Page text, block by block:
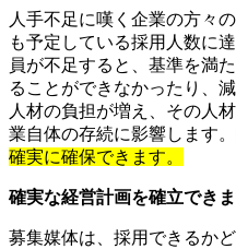
人手不足に嘆く企業の方々
も予定している採用人数に
員が不足すると、基準を満
ることができなかったり、
人材の負担が増え、その人
業自体の存続に影響します。
確実に確保できます。
確実な経営計画を確立できま
募集媒体は、採用できるか